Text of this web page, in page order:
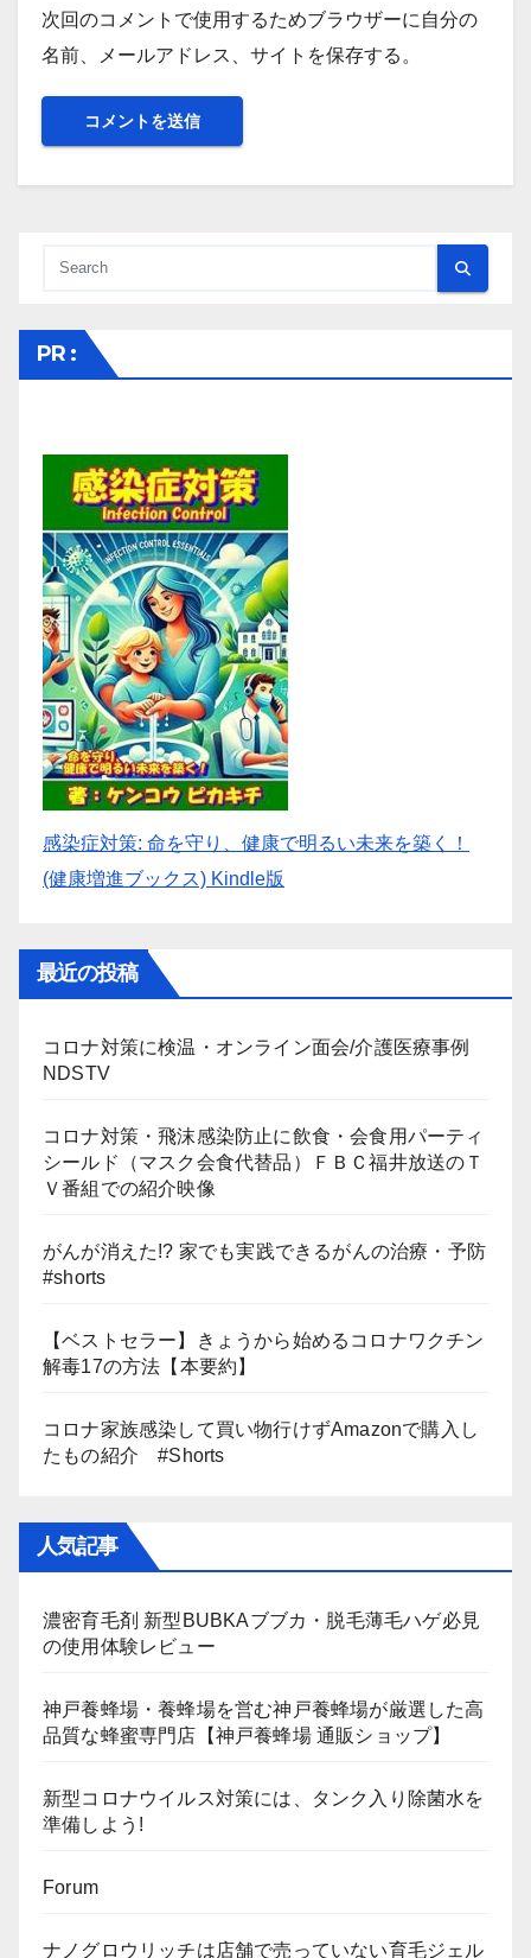
次回のコメントで使用するためブラウザーに自分の
名前、メールアドレス、サイトを保存する。
PR :
感染症対策: 命を守り、健康で明るい未来を築く！
(健康増進ブックス) Kindle版
最近の投稿
コロナ対策に検温・オンライン面会/介護医療事例
NDSTV
コロナ対策・飛沫感染防止に飲食・会食用パーティ
シールド（マスク会食代替品）ＦＢＣ福井放送のＴ
Ｖ番組での紹介映像
がんが消えた!? 家でも実践できるがんの治療・予防
#shorts
【ベストセラー】きょうから始めるコロナワクチン
解毒17の方法【本要約】
コロナ家族感染して買い物行けずAmazonで購入し
たもの紹介 #Shorts
人気記事
濃密育毛剤 新型BUBKAブブカ・脱毛薄毛ハゲ必見
の使用体験レビュー
神戸養蜂場・養蜂場を営む神戸養蜂場が厳選した高
品質な蜂蜜専門店【神戸養蜂場 通販ショップ】
新型コロナウイルス対策には、タンク入り除菌水を
準備しよう!
Forum
ナノグロウリッチは店舗で売っていない育毛ジェル